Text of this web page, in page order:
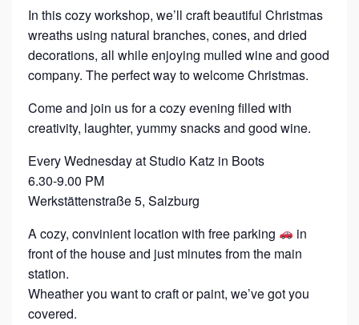
S
T
M
A
S
W
R
E
A
T
H
I
In this cozy workshop, we’ll craft beautiful Christmas
wreaths using natural branches, cones, and dried
decorations, all while enjoying mulled wine and good
company. The perfect way to welcome Christmas.
Come and join us for a cozy evening filled with
creativity, laughter, yummy snacks and good wine.
Every Wednesday at Studio Katz in Boots
6.30-9.00 PM
Werkstättenstraße 5, Salzburg
A cozy, convinient location with free parking
in
front of the house and just minutes from the main
station.
Wheather you want to craft or paint, we’ve got you
covered.